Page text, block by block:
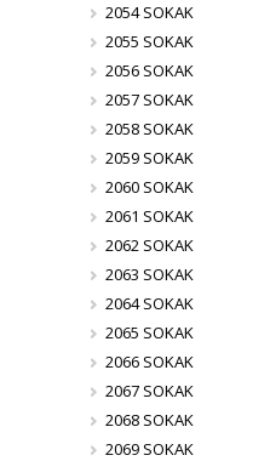
2054 SOKAK
2055 SOKAK
2056 SOKAK
2057 SOKAK
2058 SOKAK
2059 SOKAK
2060 SOKAK
2061 SOKAK
2062 SOKAK
2063 SOKAK
2064 SOKAK
2065 SOKAK
2066 SOKAK
2067 SOKAK
2068 SOKAK
2069 SOKAK